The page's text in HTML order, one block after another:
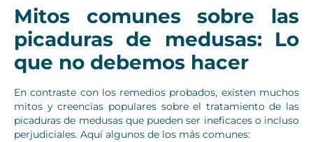
Mitos comunes sobre las
picaduras de medusas: Lo
que no debemos hacer
En contraste con los remedios probados, existen muchos
mitos y creencias populares sobre el tratamiento de las
picaduras de medusas que pueden ser ineficaces o incluso
perjudiciales. Aquí algunos de los más comunes: